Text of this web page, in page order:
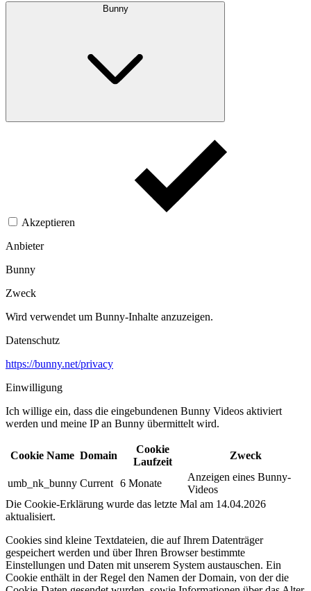
Bunny
Akzeptieren
Anbieter
Bunny
Zweck
Wird verwendet um Bunny-Inhalte anzuzeigen.​
Datenschutz
https://bunny.net/privacy
Einwilligung
Ich willige ein, dass die eingebundenen Bunny Videos aktiviert
werden und meine IP an Bunny übermittelt wird.​
Cookie Name Domain
Cookie
Laufzeit
Zweck
umb_nk_bunny Current 6 Monate
Anzeigen eines Bunny-
Videos
Die Cookie-Erklärung wurde das letzte Mal am 14.04.2026
aktualisiert.
Cookies sind kleine Textdateien, die auf Ihrem Datenträger
gespeichert werden und über Ihren Browser bestimmte
Einstellungen und Daten mit unserem System austauschen. Ein
Cookie enthält in der Regel den Namen der Domain, von der die